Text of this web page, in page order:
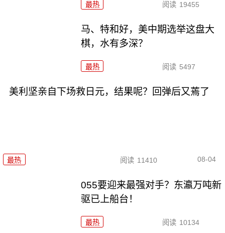
最热 阅读 19455
马、特和好，美中期选举这盘大
棋，水有多深？
最热 阅读 5497
美利坚亲自下场救日元，结果呢？回弹后又蔫了
最热 阅读 11410 08-04
055要迎来最强对手？东瀛万吨新
驱已上船台！
最热 阅读 10134